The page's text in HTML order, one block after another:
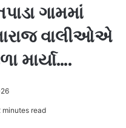
ગામમાં
વાલીઓએ
માર્યા….
minutes read